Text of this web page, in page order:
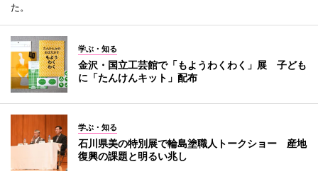
た。
学ぶ・知る
金沢・国立工芸館で「もようわくわく」展 子ども
に「たんけんキット」配布
学ぶ・知る
石川県美の特別展で輪島塗職人トークショー 産地
復興の課題と明るい兆し